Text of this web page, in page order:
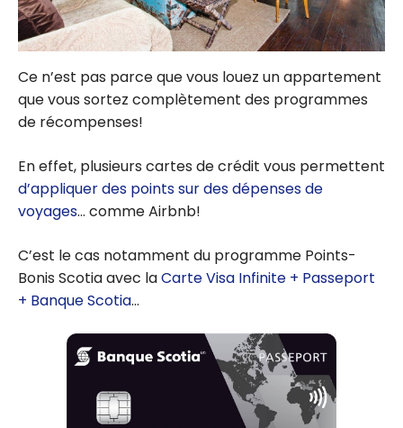
Ce n’est pas parce que vous louez un appartement
que vous sortez complètement des programmes
de récompenses!
En effet, plusieurs cartes de crédit vous permettent
d’appliquer des points sur des dépenses de
voyages… comme Airbnb!
C’est le cas notamment du programme Points-
Bonis Scotia avec laCarte Visa Infinite + Passeport
+ Banque Scotia…